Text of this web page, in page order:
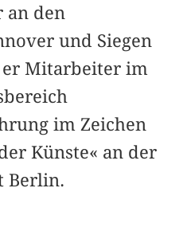
an den
und Siegen
er Mitarbeiter im
im Zeichen
Künste« an der
Berlin.